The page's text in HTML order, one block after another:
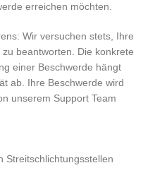
erreichen möchten.
Wir versuchen stets, Ihre
beantworten. Die konkrete
einer Beschwerde hängt
ab. Ihre Beschwerde wird
unserem Support Team
Streitschlichtungsstellen